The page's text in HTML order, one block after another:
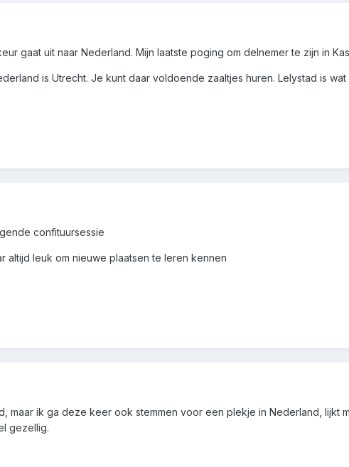
gaat uit naar Nederland. Mijn laatste poging om delnemer te zijn in
is Utrecht. Je kunt daar voldoende zaaltjes huren. Lelystad is
confituursessie
altijd leuk om nieuwe plaatsen te leren kennen
maar ik ga deze keer ook stemmen voor een plekje in Nederland, lijkt
gezellig.